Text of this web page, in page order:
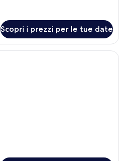
Scopri i prezzi per le tue date
Una camera d'albergo con un letto,